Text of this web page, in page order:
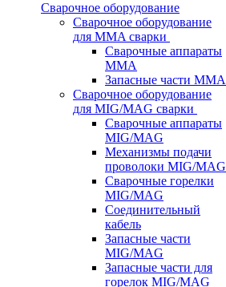
Сварочное оборудование
Сварочное оборудование
для MMA сварки
Сварочные аппараты
MMA
Запасные части MMA
Сварочное оборудование
для MIG/MAG сварки
Сварочные аппараты
MIG/MAG
Механизмы подачи
проволоки MIG/MAG
Сварочные горелки
MIG/MAG
Соединительный
кабель
Запасные части
MIG/MAG
Запасные части для
горелок MIG/MAG